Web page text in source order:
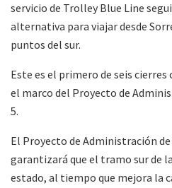
servicio de Trolley Blue Line
alternativa para viajar desde
puntos del sur.
Este es el primero de seis
el marco del Proyecto de
5.
El Proyecto de Administración de
garantizará que el tramo sur de
estado, al tiempo que mejora la